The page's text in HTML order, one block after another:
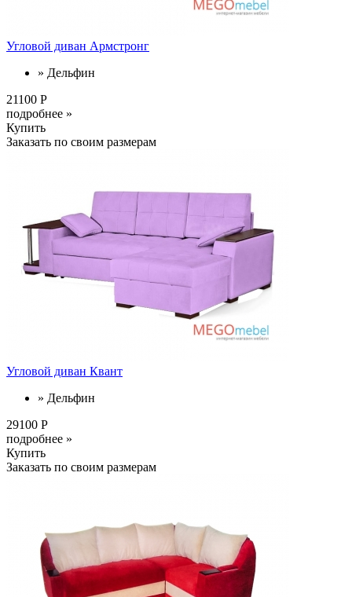
Угловой диван Армстронг
» Дельфин
21100 Р
подробнее »
Купить
Заказать по своим размерам
Угловой диван Квант
» Дельфин
29100 Р
подробнее »
Купить
Заказать по своим размерам